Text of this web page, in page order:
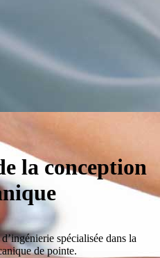
la conception
spécialisée dans la
de pointe.